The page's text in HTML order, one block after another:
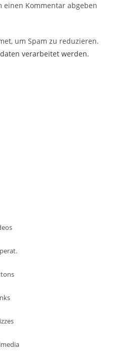
einen Kommentar abgeben
um Spam zu reduzieren.
verarbeitet werden.